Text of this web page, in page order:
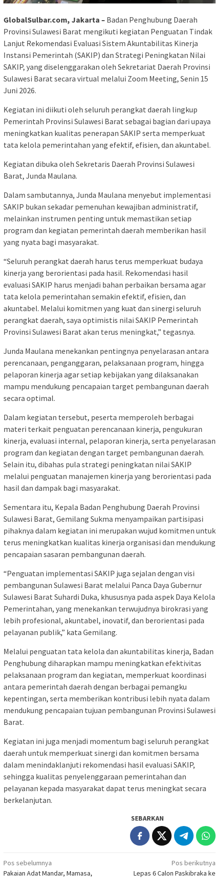
GlobalSulbar.com, Jakarta – Badan Penghubung Daerah
Provinsi Sulawesi Barat mengikuti kegiatan Penguatan Tindak
Lanjut Rekomendasi Evaluasi Sistem Akuntabilitas Kinerja
Instansi Pemerintah (SAKIP) dan Strategi Peningkatan Nilai
SAKIP, yang diselenggarakan oleh Sekretariat Daerah Provinsi
Sulawesi Barat secara virtual melalui Zoom Meeting, Senin 15
Juni 2026.
Kegiatan ini diikuti oleh seluruh perangkat daerah lingkup
Pemerintah Provinsi Sulawesi Barat sebagai bagian dari upaya
meningkatkan kualitas penerapan SAKIP serta memperkuat
tata kelola pemerintahan yang efektif, efisien, dan akuntabel.
Kegiatan dibuka oleh Sekretaris Daerah Provinsi Sulawesi
Barat, Junda Maulana.
Dalam sambutannya, Junda Maulana menyebut implementasi
SAKIP bukan sekadar pemenuhan kewajiban administratif,
melainkan instrumen penting untuk memastikan setiap
program dan kegiatan pemerintah daerah memberikan hasil
yang nyata bagi masyarakat.
“Seluruh perangkat daerah harus terus memperkuat budaya
kinerja yang berorientasi pada hasil. Rekomendasi hasil
evaluasi SAKIP harus menjadi bahan perbaikan bersama agar
tata kelola pemerintahan semakin efektif, efisien, dan
akuntabel. Melalui komitmen yang kuat dan sinergi seluruh
perangkat daerah, saya optimistis nilai SAKIP Pemerintah
Provinsi Sulawesi Barat akan terus meningkat,” tegasnya.
Junda Maulana menekankan pentingnya penyelarasan antara
perencanaan, penganggaran, pelaksanaan program, hingga
pelaporan kinerja agar setiap kebijakan yang dilaksanakan
mampu mendukung pencapaian target pembangunan daerah
secara optimal.
Dalam kegiatan tersebut, peserta memperoleh berbagai
materi terkait penguatan perencanaan kinerja, pengukuran
kinerja, evaluasi internal, pelaporan kinerja, serta penyelarasan
program dan kegiatan dengan target pembangunan daerah.
Selain itu, dibahas pula strategi peningkatan nilai SAKIP
melalui penguatan manajemen kinerja yang berorientasi pada
hasil dan dampak bagi masyarakat.
Sementara itu, Kepala Badan Penghubung Daerah Provinsi
Sulawesi Barat, Gemilang Sukma menyampaikan partisipasi
pihaknya dalam kegiatan ini merupakan wujud komitmen untuk
terus meningkatkan kualitas kinerja organisasi dan mendukung
pencapaian sasaran pembangunan daerah.
“Penguatan implementasi SAKIP juga sejalan dengan visi
pembangunan Sulawesi Barat melalui Panca Daya Gubernur
Sulawesi Barat Suhardi Duka, khususnya pada aspek Daya Kelola
Pemerintahan, yang menekankan terwujudnya birokrasi yang
lebih profesional, akuntabel, inovatif, dan berorientasi pada
pelayanan publik,” kata Gemilang.
Melalui penguatan tata kelola dan akuntabilitas kinerja, Badan
Penghubung diharapkan mampu meningkatkan efektivitas
pelaksanaan program dan kegiatan, memperkuat koordinasi
antara pemerintah daerah dengan berbagai pemangku
kepentingan, serta memberikan kontribusi lebih nyata dalam
mendukung pencapaian tujuan pembangunan Provinsi Sulawesi
Barat.
Kegiatan ini juga menjadi momentum bagi seluruh perangkat
daerah untuk memperkuat sinergi dan komitmen bersama
dalam menindaklanjuti rekomendasi hasil evaluasi SAKIP,
sehingga kualitas penyelenggaraan pemerintahan dan
pelayanan kepada masyarakat dapat terus meningkat secara
berkelanjutan.
SEBARKAN
Navigasi
Pos sebelumnya
Pakaian Adat Mandar, Mamasa,
Pos berikutnya
Lepas 6 Calon Paskibraka ke